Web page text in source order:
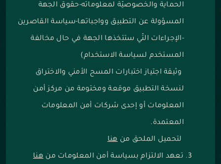
الحماية والخصوصيّة لمعلوماته-حقوق الجهة
المسؤولة عن التطبيق وواجباتها-سياسة القاصرين
-الإجراءات التّي ستتخذها الجهة في حال مخالفة
المستخدم لسياسة الاستخدام)
وثيقة اجتياز اختبارات المسح الأمني والاختراق
لنسخة التطبيق موقعة ومختومة من مركز أمن
المعلومات أو إحدى شركات أمن المعلومات
المعتمدة.
لتحميل الملحق منهنا
تعهد الالتزام بسياسة أمن المعلومات من هنا